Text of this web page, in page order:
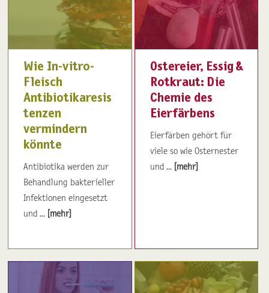
Wie In-vitro-
Fleisch
Antibiotikaresis
tenzen
vermindern
könnte
Antibiotika werden zur
Behandlung bakterieller
Infektionen eingesetzt
und ... [mehr]
Ostereier, Essig &
Rotkraut: Die
Chemie des
Eierfärbens
Eierfärben gehört für
viele so wie Osternester
und ... [mehr]